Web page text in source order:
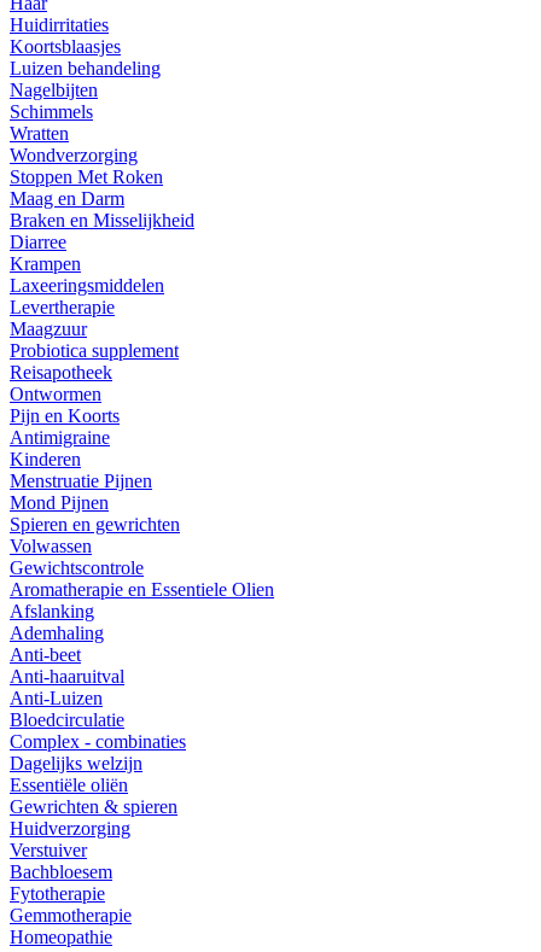
Huidirritaties
Koortsblaasjes
Luizen behandeling
Nagelbijten
Schimmels
Wratten
Wondverzorging
Stoppen Met Roken
Maag en Darm
Braken en Misselijkheid
Diarree
Krampen
Laxeeringsmiddelen
Levertherapie
Maagzuur
Probiotica supplement
Reisapotheek
Ontwormen
Pijn en Koorts
Antimigraine
Kinderen
Menstruatie Pijnen
Mond Pijnen
Spieren en gewrichten
Volwassen
Gewichtscontrole
Aromatherapie en Essentiele Olien
Afslanking
Ademhaling
Anti-beet
Anti-haaruitval
Anti-Luizen
Bloedcirculatie
Complex - combinaties
Dagelijks welzijn
Essentiële oliën
Gewrichten & spieren
Huidverzorging
Verstuiver
Bachbloesem
Fytotherapie
Gemmotherapie
Homeopathie